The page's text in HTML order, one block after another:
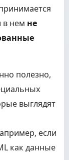
в нем не
полезно,
выглядят
если
как данные